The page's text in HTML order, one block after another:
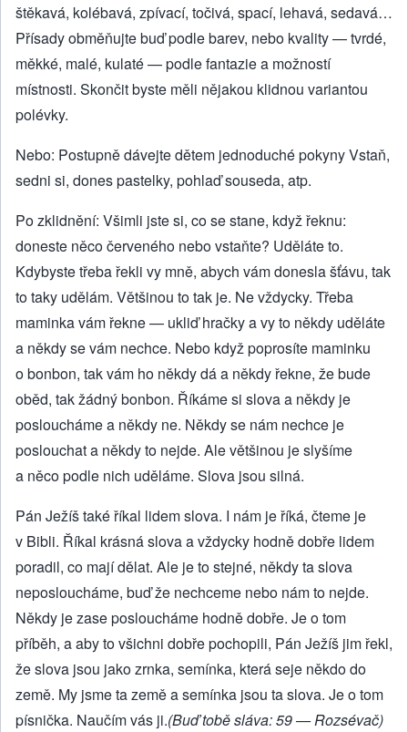
štěkavá, kolébavá, zpívací, točivá, spací, lehavá, sedavá…
Přísady obměňujte buď podle barev, nebo kvality — tvrdé,
měkké, malé, kulaté — podle fantazie a možností
místnosti. Skončit byste měli nějakou klidnou variantou
polévky.
Nebo: Postupně dávejte dětem jednoduché pokyny Vstaň,
sedni si, dones pastelky, pohlaď souseda, atp.
Po zklidnění: Všimli jste si, co se stane, když řeknu:
doneste něco červeného nebo vstaňte? Uděláte to.
Kdybyste třeba řekli vy mně, abych vám donesla šťávu, tak
to taky udělám. Většinou to tak je. Ne vždycky. Třeba
maminka vám řekne — ukliď hračky a vy to někdy uděláte
a někdy se vám nechce. Nebo když poprosíte maminku
o bonbon, tak vám ho někdy dá a někdy řekne, že bude
oběd, tak žádný bonbon. Říkáme si slova a někdy je
posloucháme a někdy ne. Někdy se nám nechce je
poslouchat a někdy to nejde. Ale většinou je slyšíme
a něco podle nich uděláme. Slova jsou silná.
Pán Ježíš také říkal lidem slova. I nám je říká, čteme je
v Bibli. Říkal krásná slova a vždycky hodně dobře lidem
poradil, co mají dělat. Ale je to stejné, někdy ta slova
neposloucháme, buď že nechceme nebo nám to nejde.
Někdy je zase posloucháme hodně dobře. Je o tom
příběh, a aby to všichni dobře pochopili, Pán Ježíš jim řekl,
že slova jsou jako zrnka, semínka, která seje někdo do
země. My jsme ta země a semínka jsou ta slova. Je o tom
písnička. Naučím vás ji.(Buď tobě sláva: 59 — Rozsévač)